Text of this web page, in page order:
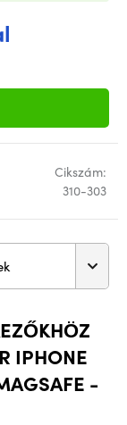
Cikszám:
310-303
IPHONE
-